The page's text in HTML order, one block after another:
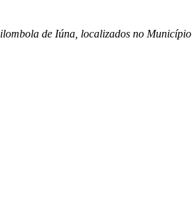
de Iúna, localizados no